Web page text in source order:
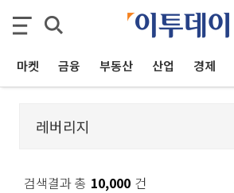
마켓 금융 부동산 산업 경제
검색결과 총 10,000 건